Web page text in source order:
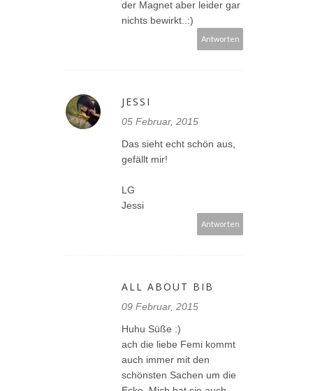
der Magnet aber leider gar
nichts bewirkt..:)
Antworten
JESSI
05 Februar, 2015
Das sieht echt schön aus,
gefällt mir!
LG
Jessi
Antworten
ALL ABOUT BIB
09 Februar, 2015
Huhu Süße :)
ach die liebe Femi kommt
auch immer mit den
schönsten Sachen um die